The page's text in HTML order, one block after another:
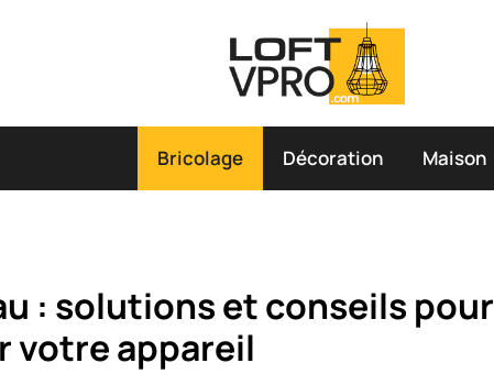
Bricolage Décoration Maison
: solutions et conseils pour
votre appareil